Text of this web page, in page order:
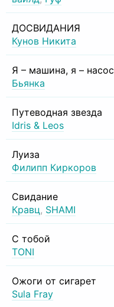
ДОСВИДАНИЯ
Кунов Никита
Я – машина, я – насос
Бьянка
Путеводная звезда
Idris & Leos
Луиза
Филипп Киркоров
Свидание
Кравц, SHAMI
С тобой
TONI
Ожоги от сигарет
Sula Fray